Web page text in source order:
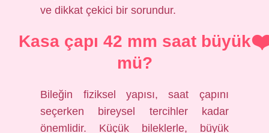
ve dikkat çekici bir sorundur.
Kasa çapı 42 mm saat büyük
mü?
Bileğin fiziksel yapısı, saat çapını
seçerken bireysel tercihler kadar
önemlidir. Küçük bileklerle, büyük